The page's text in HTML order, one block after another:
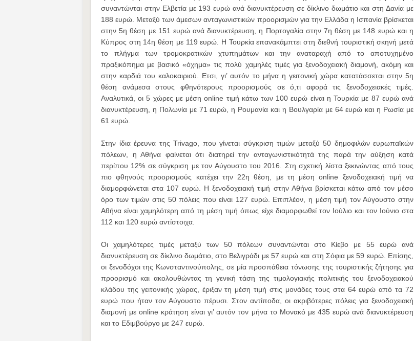
συναντώνται στην Ελβετία με 193 ευρώ ανά διανυκτέρευση σε δίκλινο δωμάτιο και στη Δανία με
188 ευρώ. Μεταξύ των άμεσων ανταγωνιστικών προορισμών για την Ελλάδα η Ισπανία βρίσκεται
στην 5η θέση με 151 ευρώ ανά διανυκτέρευση, η Πορτογαλία στην 7η θέση με 148 ευρώ και η
Κύπρος στη 14η θέση με 119 ευρώ. Η Τουρκία επανακάμπτει στη διεθνή τουριστική σκηνή μετά
το πλήγμα των τρομοκρατικών χτυπημάτων και την αναταραχή από το αποτυχημένο
πραξικόπημα με βασικό «όχημα» τις πολύ χαμηλές τιμές για ξενοδοχειακή διαμονή, ακόμη και
στην καρδιά του καλοκαιριού. Ετσι, γι’ αυτόν το μήνα η γειτονική χώρα κατατάσσεται στην 5η
θέση ανάμεσα στους φθηνότερους προορισμούς σε ό,τι αφορά τις ξενοδοχειακές τιμές.
Αναλυτικά, οι 5 χώρες με μέση online τιμή κάτω των 100 ευρώ είναι η Τουρκία με 87 ευρώ ανά
διανυκτέρευση, η Πολωνία με 71 ευρώ, η Ρουμανία και η Βουλγαρία με 64 ευρώ και η Ρωσία με
61 ευρώ.
Στην ίδια έρευνα της Trivago, που γίνεται σύγκριση τιμών μεταξύ 50 δημοφιλών ευρωπαϊκών
πόλεων, η Αθήνα φαίνεται ότι διατηρεί την ανταγωνιστικότητά της παρά την αύξηση κατά
περίπου 12% σε σύγκριση με τον Αύγουστο του 2016. Στη σχετική λίστα ξεκινώντας από τους
πιο φθηνούς προορισμούς κατέχει την 22η θέση, με τη μέση online ξενοδοχειακή τιμή να
διαμορφώνεται στα 107 ευρώ. Η ξενοδοχειακή τιμή στην Αθήνα βρίσκεται κάτω από τον μέσο
όρο των τιμών στις 50 πόλεις που είναι 127 ευρώ. Επιπλέον, η μέση τιμή τον Αύγουστο στην
Αθήνα είναι χαμηλότερη από τη μέση τιμή όπως είχε διαμορφωθεί τον Ιούλιο και τον Ιούνιο στα
112 και 120 ευρώ αντίστοιχα.
Οι χαμηλότερες τιμές μεταξύ των 50 πόλεων συναντώνται στο Κίεβο με 55 ευρώ ανά
διανυκτέρευση σε δίκλινο δωμάτιο, στο Βελιγράδι με 57 ευρώ και στη Σόφια με 59 ευρώ. Επίσης,
οι ξενοδόχοι της Κωνσταντινούπολης, σε μία προσπάθεια τόνωσης της τουριστικής ζήτησης για
προορισμό και ακολουθώντας τη γενική τάση της τιμολογιακής πολιτικής του ξενοδοχειακού
κλάδου της γειτονικής χώρας, έριξαν τη μέση τιμή στις μονάδες τους στα 64 ευρώ από τα 72
ευρώ που ήταν τον Αύγουστο πέρυσι. Στον αντίποδα, οι ακριβότερες πόλεις για ξενοδοχειακή
διαμονή με online κράτηση είναι γι’ αυτόν τον μήνα το Μονακό με 435 ευρώ ανά διανυκτέρευση
και το Εδιμβούργο με 247 ευρώ.